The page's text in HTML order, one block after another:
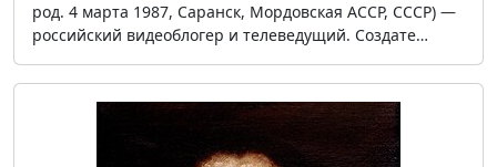
род. 4 марта 1987, Саранск, Мордовская АССР, СССР) —
российский видеоблогер и телеведущий. Создате…